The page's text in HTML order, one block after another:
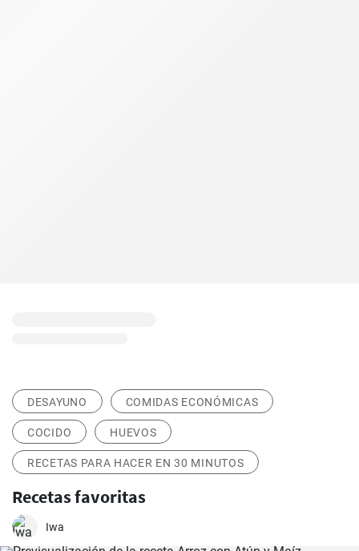
DESAYUNO COMIDAS ECONÓMICAS
COCIDO HUEVOS
RECETAS PARA HACER EN 30 MINUTOS
Recetas favoritas
Iwa